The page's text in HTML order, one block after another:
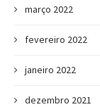
março 2022
fevereiro 2022
janeiro 2022
dezembro 2021